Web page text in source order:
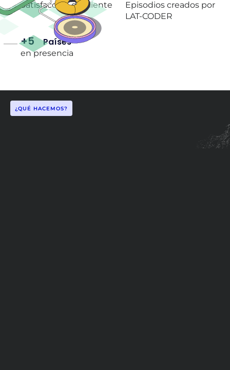
Satisfacción de cliente
Episodios creados por
LAT-CODER
+5 Países
en presencia
¿QUÉ HACEMOS?